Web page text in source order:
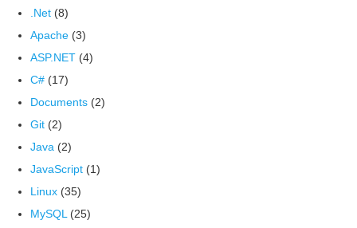
.Net (8)
Apache (3)
ASP.NET (4)
C# (17)
Documents (2)
Git (2)
Java (2)
JavaScript (1)
Linux (35)
MySQL (25)